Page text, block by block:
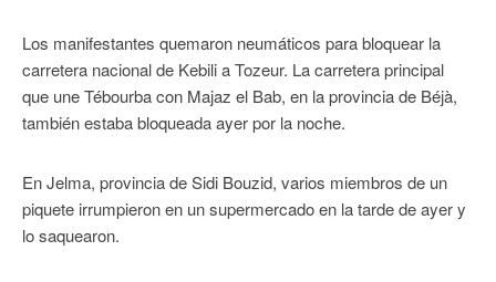
Los manifestantes quemaron neumáticos para bloquear la
carretera nacional de Kebili a Tozeur. La carretera principal
que une Tébourba con Majaz el Bab, en la provincia de Béjà,
también estaba bloqueada ayer por la noche.
En Jelma, provincia de Sidi Bouzid, varios miembros de un
piquete irrumpieron en un supermercado en la tarde de ayer y
lo saquearon.